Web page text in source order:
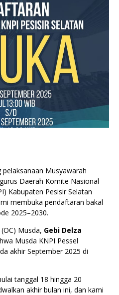
pelaksanaan Musyawarah
Daerah Komite Nasional
Kabupaten Pesisir Selatan
membuka pendaftaran bakal
2025–2030.
Musda, Gebi Delza
Musda KNPI Pessel
akhir September 2025 di
tanggal 18 hingga 20
akhir bulan ini, dan kami